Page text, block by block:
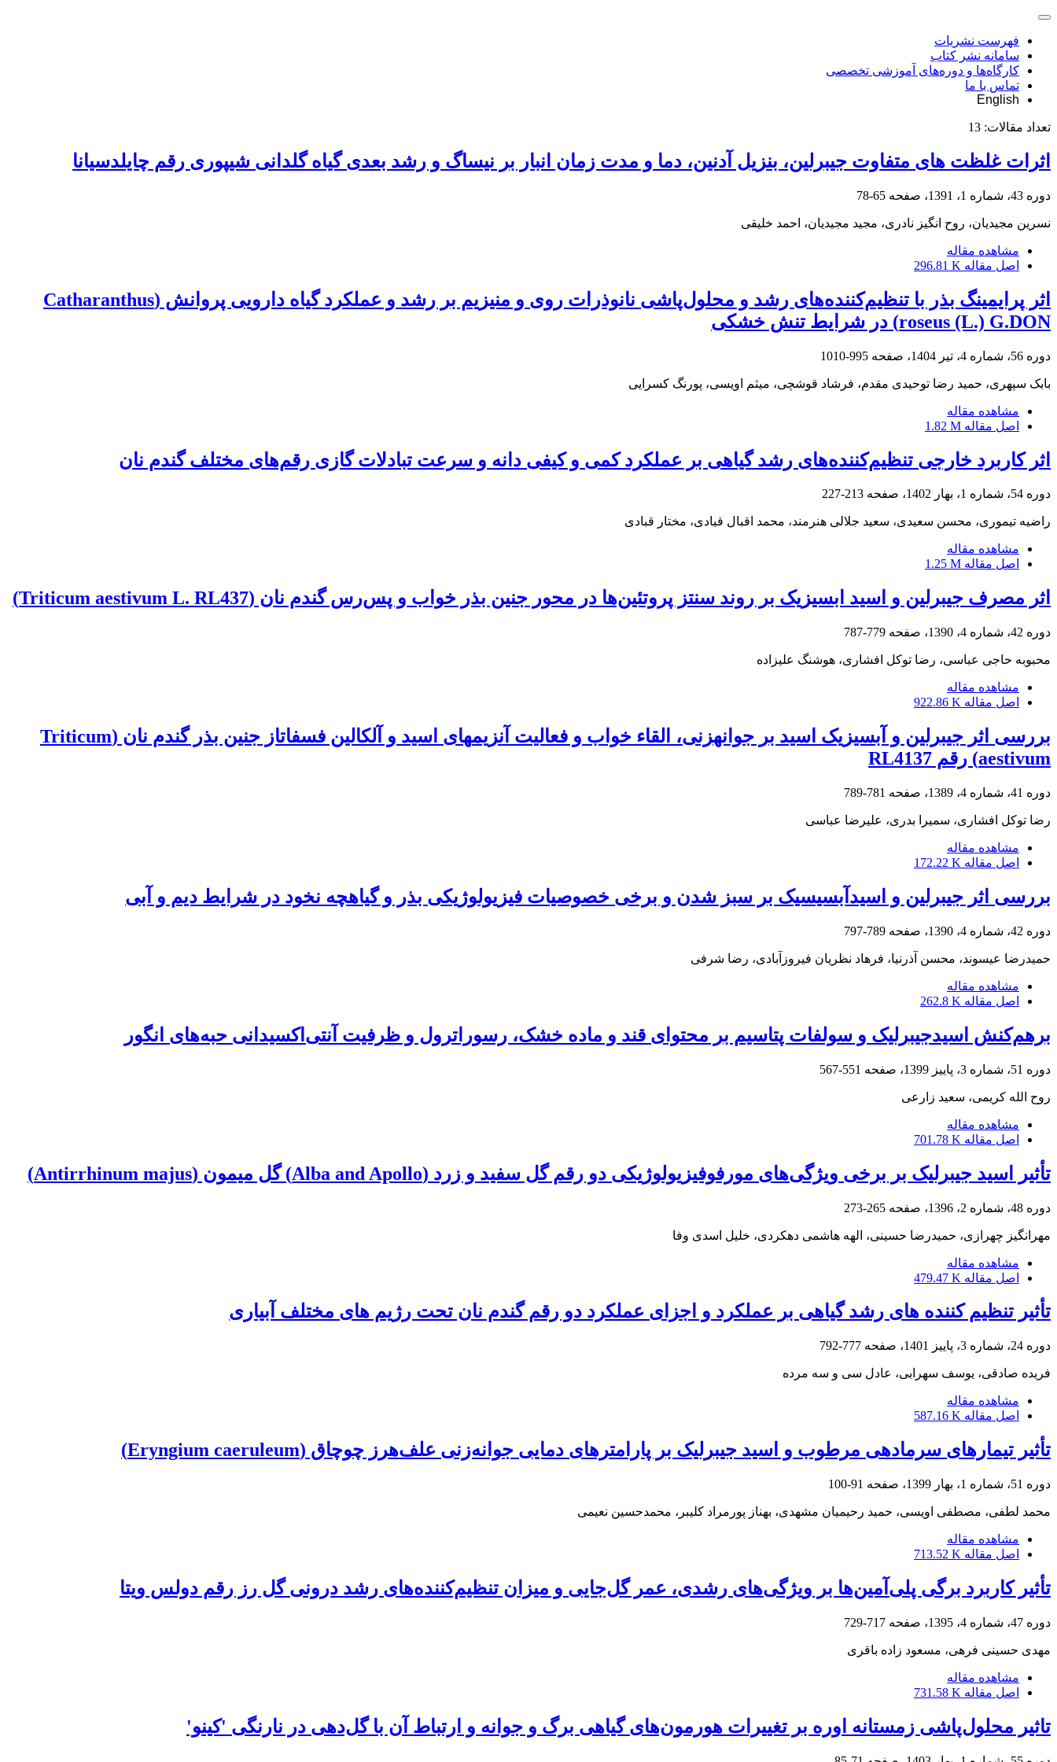
فهرست نشریات
سامانه نشر کتاب
کارگاه‌ها و دوره‌های آموزشی تخصصی
تماس با ما
English
تعداد مقالات: 13
اثرات غلظت های متفاوت جیبرلین، بنزیل آدنین، دما و مدت زمان انبار بر نیساگ و رشد بعدی گیاه گلدانی شیپوری رقم چایلدسیانا
دوره 43، شماره 1، 1391، صفحه 65-78
نسرین مجیدیان، روح انگیز نادری، مجید مجیدیان، احمد خلیقی
مشاهده مقاله
اصل مقاله 296.81 K
اثر پرایمینگ بذر با تنظیم‌کننده‌های رشد و محلول‌پاشی نانوذرات روی و منیزیم بر رشد و عملکرد گیاه دارویی پروانش (Catharanthus
roseus (L.) G.DON) در شرایط تنش خشکی
دوره 56، شماره 4، تیر 1404، صفحه 995-1010
بابک سپهری، حمید رضا توحیدی مقدم، فرشاد قوشچی، میثم اویسی، پورنگ کسرایی
مشاهده مقاله
اصل مقاله 1.82 M
اثر کاربرد خارجی تنظیم‌کننده‌های رشد گیاهی بر عملکرد کمی و کیفی دانه و سرعت تبادلات گازی رقم‌های مختلف گندم نان
دوره 54، شماره 1، بهار 1402، صفحه 213-227
راضیه تیموری، محسن سعیدی، سعید جلالی هنرمند، محمد اقبال قبادی، مختار قبادی
مشاهده مقاله
اصل مقاله 1.25 M
اثر مصرف جیبرلین و اسید ابسیزیک بر روند سنتز پروتئین‌ها در محور جنین بذر خواب و پس‌رس گندم نان (Triticum aestivum L. RL437)
دوره 42، شماره 4، 1390، صفحه 779-787
محبوبه حاجی عباسی، رضا توکل افشاری، هوشنگ علیزاده
مشاهده مقاله
اصل مقاله 922.86 K
بررسی اثر جیبرلین و آبسیزیک اسید بر جوانه‎زنی، القاء خواب و فعالیت آنزیم‎های اسید و آلکالین فسفاتاز جنین بذر گندم نان (Triticum
aestivum) رقم RL4137
دوره 41، شماره 4، 1389، صفحه 781-789
رضا توکل افشاری، سمیرا بدری، علیرضا عباسی
مشاهده مقاله
اصل مقاله 172.22 K
بررسی اثر جیبرلین و اسیدآبسیسیک بر سبز شدن و برخی خصوصیات فیزیولوژیکی بذر و گیاهچه نخود در شرایط دیم و آبی
دوره 42، شماره 4، 1390، صفحه 789-797
حمیدرضا عیسوند، محسن آذرنیا، فرهاد نظریان فیروزآبادی، رضا شرفی
مشاهده مقاله
اصل مقاله 262.8 K
برهم‌کنش اسید‌جیبرلیک و سولفات پتاسیم بر محتوای قند و ماده خشک، رسوراترول و ظرفیت ‏آنتی‌اکسیدانی حبه‌های انگور
دوره 51، شماره 3، پاییز 1399، صفحه 551-567
روح الله کریمی، سعید زارعی
مشاهده مقاله
اصل مقاله 701.78 K
تأثیر اسید جیبرلیک بر برخی ویژگی‌های مورفوفیزیولوژیکی دو رقم گل سفید و زرد (Alba and Apollo) گل میمون (Antirrhinum majus)
دوره 48، شماره 2، 1396، صفحه 265-273
مهرانگیز چهرازی، حمیدرضا حسینی، الهه هاشمی دهکردی، خلیل اسدی وفا
مشاهده مقاله
اصل مقاله 479.47 K
تأثیر تنظیم‌ کننده‌ های رشد گیاهی بر عملکرد و اجزای عملکرد دو رقم گندم نان تحت رژیم‌ های مختلف آبیاری
دوره 24، شماره 3، پاییز 1401، صفحه 777-792
فریده صادقی، یوسف سهرابی، عادل سی و سه مرده
مشاهده مقاله
اصل مقاله 587.16 K
تأثیر تیمارهای سرمادهی مرطوب و اسید جیبرلیک بر پارامترهای دمایی جوانه‌زنی علف‌هرز چوچاق (Eryngium caeruleum)
دوره 51، شماره 1، بهار 1399، صفحه 91-100
محمد لطفی، مصطفی اویسی، حمید رحیمیان مشهدی، بهناز پورمراد کلیبر، محمدحسین نعیمی
مشاهده مقاله
اصل مقاله 713.52 K
تأثیر کاربرد برگی پلی‌آمین‌ها بر ویژگی‌های رشدی، عمر گل‌جایی و میزان تنظیم‌کننده‌های رشد درونی گل رز رقم دولس ویتا
دوره 47، شماره 4، 1395، صفحه 717-729
مهدی حسینی فرهی، مسعود زاده باقری
مشاهده مقاله
اصل مقاله 731.58 K
تاثیر محلول‌پاشی زمستانه اوره بر تغییرات هورمون‌های گیاهی برگ و جوانه‌ و ارتباط آن با گل‌دهی در نارنگی 'کینو'